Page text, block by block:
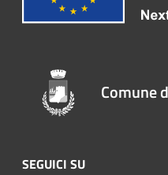
Comune
SEGUICI SU